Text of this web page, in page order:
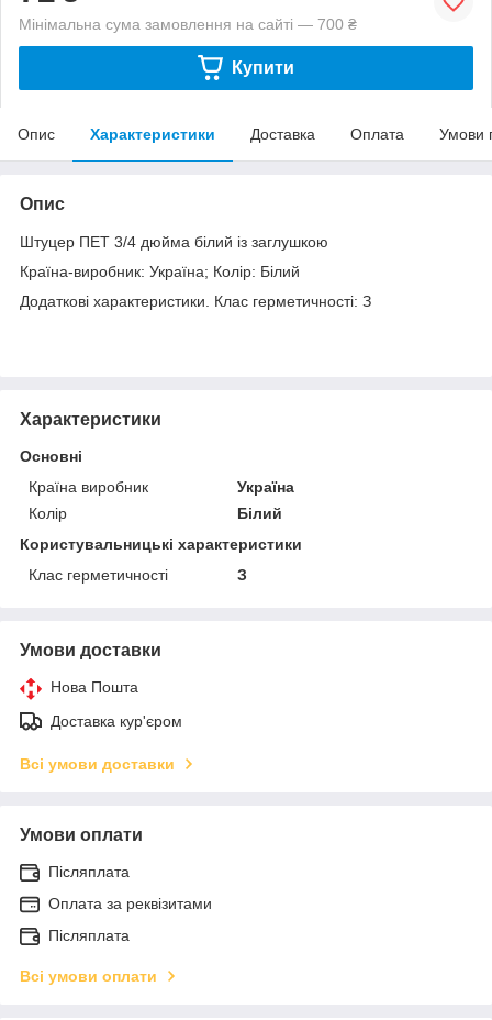
Мінімальна сума замовлення на сайті — 700 ₴
Купити
Опис Характеристики Доставка Оплата Умови
Опис
Штуцер ПЕТ 3/4 дюйма білий із заглушкою
Країна-виробник: Україна; Колір: Білий
Додаткові характеристики. Клас герметичності: З
Характеристики
Основні
Країна виробник
Україна
Колір
Білий
Користувальницькі характеристики
Клас герметичності
З
Умови доставки
Нова Пошта
Доставка кур'єром
Всі умови доставки
Умови оплати
Післяплата
Оплата за реквізитами
Післяплата
Всі умови оплати